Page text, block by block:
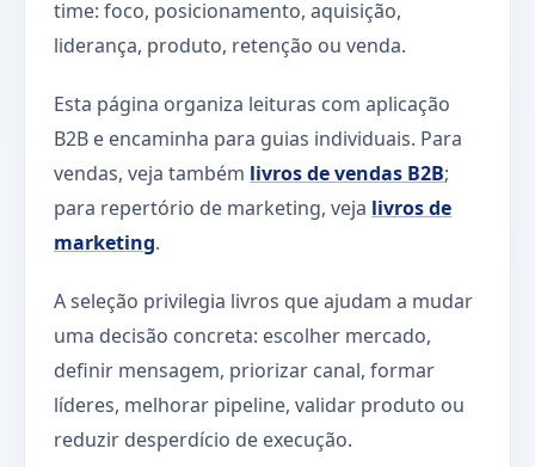
time: foco, posicionamento, aquisição,
liderança, produto, retenção ou venda.
Esta página organiza leituras com aplicação
B2B e encaminha para guias individuais. Para
vendas, veja também livros de vendas B2B;
para repertório de marketing, veja livros de
marketing.
A seleção privilegia livros que ajudam a mudar
uma decisão concreta: escolher mercado,
definir mensagem, priorizar canal, formar
líderes, melhorar pipeline, validar produto ou
reduzir desperdício de execução.